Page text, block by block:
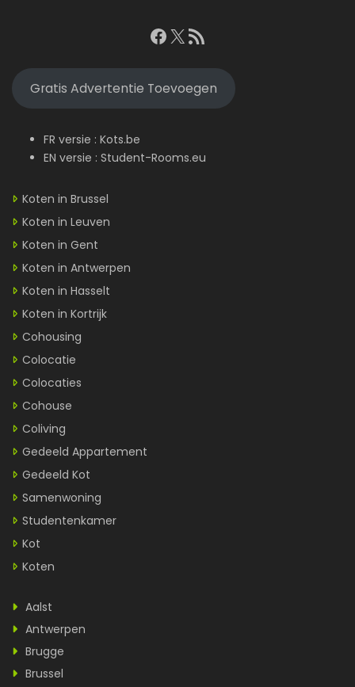
Facebook
X RSS feed
Gratis Advertentie Toevoegen
FR versie : Kots.be
EN versie : Student-Rooms.eu
Koten in Brussel
Koten in Leuven
Koten in Gent
Koten in Antwerpen
Koten in Hasselt
Koten in Kortrijk
Cohousing
Colocatie
Colocaties
Cohouse
Coliving
Gedeeld Appartement
Gedeeld Kot
Samenwoning
Studentenkamer
Kot
Koten
Aalst
Antwerpen
Brugge
Brussel